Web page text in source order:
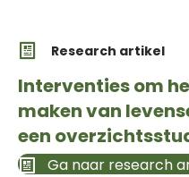
Research artikel
Interventies om
maken van
een
Ga naar research